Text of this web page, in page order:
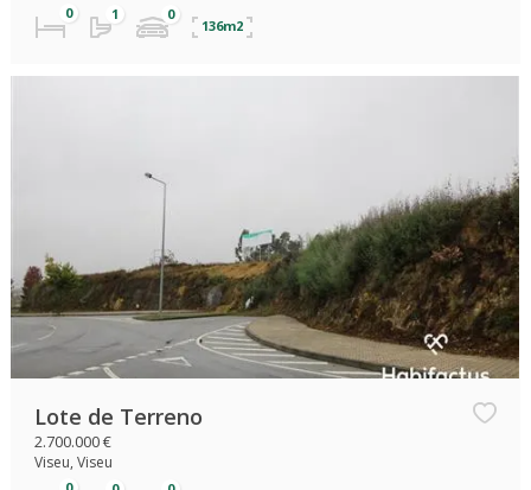
136m2
Lote de Terreno
2.700.000 €
Viseu, Viseu